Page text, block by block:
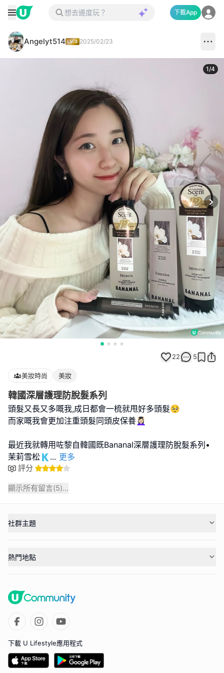
下載App
Angelyt514 2025/02/23
1/4
22 5
美妝時尚 美妝
韓國深層護理防脫髮系列
頭髮又長又多嘅我,成日都會一梳就甩好多頭髮🥺
而家嘅我會更加注重頭髮同頭皮保養💆🏻‍♀️
最近我就轉用咗黎自韓國既Bananal深層護理防脫髮系列•
茉莉雪松🇰 ... 更多
評分
顯示所有留言(5)...
社群主題
熱門地點
下載 U Lifestyle應用程式